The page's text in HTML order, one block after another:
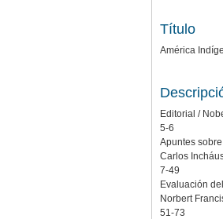
Título
América
Editorial /
5-6
Apuntes
Carlos
7-49
Evaluación
Norbert
51-73